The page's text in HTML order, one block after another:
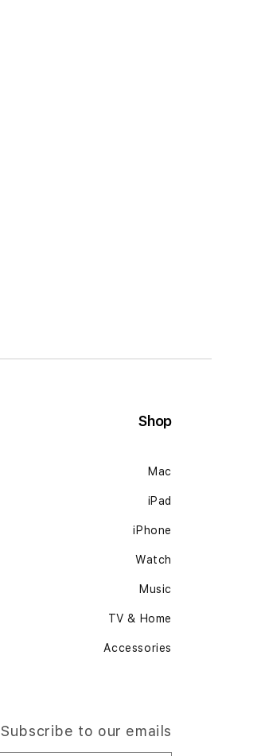
Shop
Mac
iPad
iPhone
Watch
Music
TV & Home
Accessories
Subscribe to our emails